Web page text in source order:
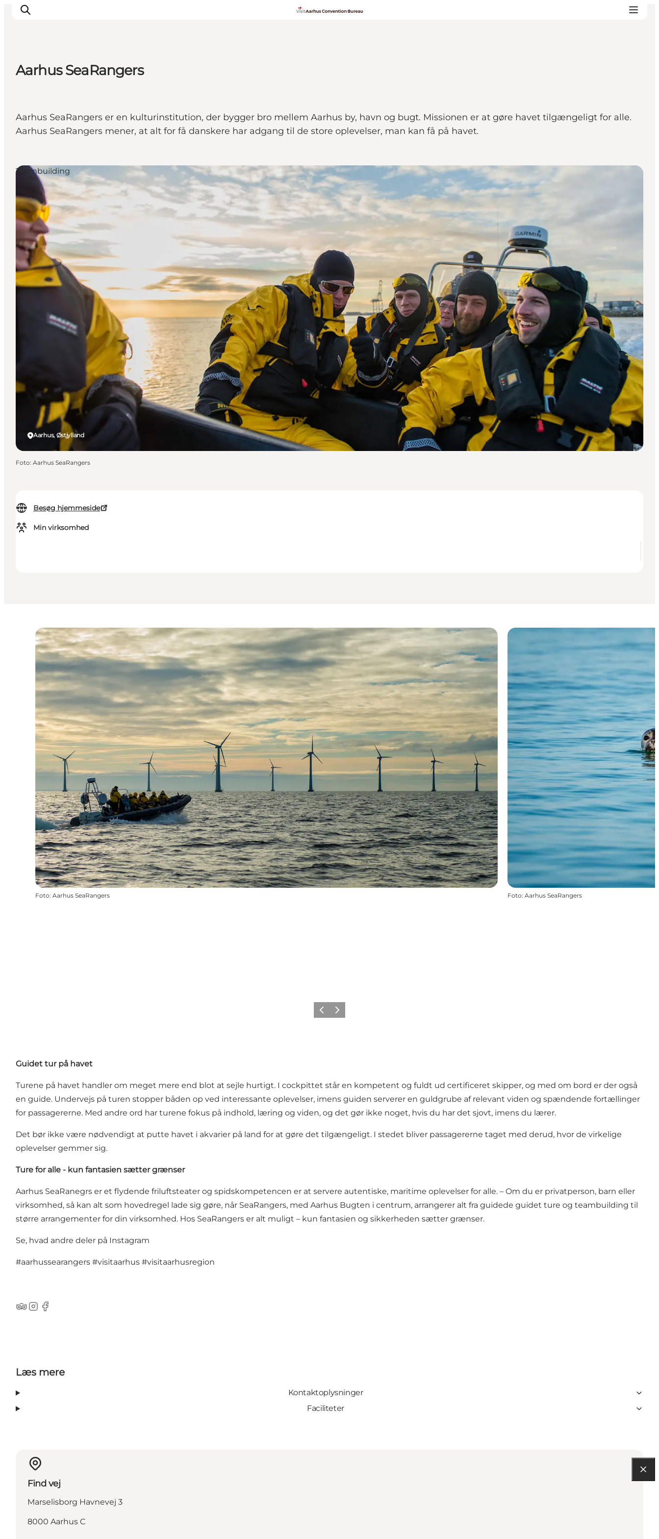
Vores service
Viden & Netværk
Aarhus SeaRangers
Aarhus SeaRangers er en kulturinstitution, der bygger bro mellem Aarhus by, havn og bugt. Missionen er at gøre havet tilgængeligt for alle.
Aarhus SeaRangers mener, at alt for få danskere har adgang til de store oplevelser, man kan få på havet.
Besøg hjemmeside
Min virksomhed
Aarhus, Østjylland
Teambuilding
Foto: Aarhus SeaRangers
Foto: Aarhus SeaRangers Foto: Aarhus SeaRangers
ForrigeNæste
Guidet tur på havet
Turene på havet handler om meget mere end blot at sejle hurtigt. I cockpittet står en kompetent og fuldt ud certificeret skipper, og med om bord er der også
en guide. Undervejs på turen stopper båden op ved interessante oplevelser, imens guiden serverer en guldgrube af relevant viden og spændende fortællinger
for passagererne. Med andre ord har turene fokus på indhold, læring og viden, og det gør ikke noget, hvis du har det sjovt, imens du lærer.
Det bør ikke være nødvendigt at putte havet i akvarier på land for at gøre det tilgængeligt. I stedet bliver passagererne taget med derud, hvor de virkelige
oplevelser gemmer sig.
Ture for alle - kun fantasien sætter grænser
Aarhus SeaRanegrs er et flydende friluftsteater og spidskompetencen er at servere autentiske, maritime oplevelser for alle. – Om du er privatperson, barn eller
virksomhed, så kan alt som hovedregel lade sig gøre, når SeaRangers, med Aarhus Bugten i centrum, arrangerer alt fra guidede guidet ture og teambuilding til
større arrangementer for din virksomhed. Hos SeaRangers er alt muligt – kun fantasien og sikkerheden sætter grænser.
Se, hvad andre deler på Instagram
#aarhussearangers #visitaarhus #visitaarhusregion
TripAdvisor
Instagram
Facebook
Læs mere
Kontaktoplysninger
Faciliteter
Find vej
Marselisborg Havnevej 3
8000 Aarhus C